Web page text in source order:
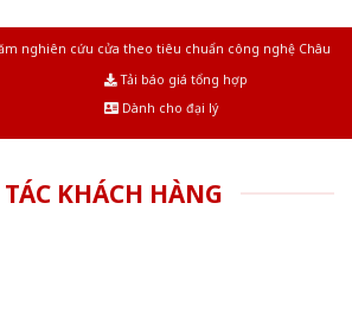
nghiên cứu cửa theo tiêu chuẩn công nghệ Châu
Tải báo giá tổng hợp
Dành cho đại lý
KHÁCH HÀNG